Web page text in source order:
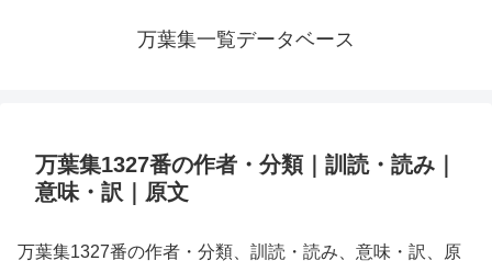
万葉集一覧データベース
万葉集1327番の作者・分類｜訓読・読み｜
意味・訳｜原文
万葉集1327番の作者・分類、訓読・読み、意味・訳、原